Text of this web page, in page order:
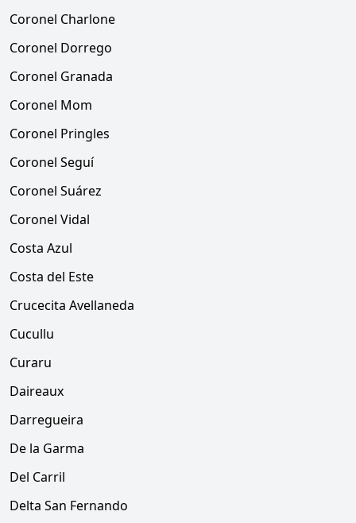
Coronel Charlone
Coronel Dorrego
Coronel Granada
Coronel Mom
Coronel Pringles
Coronel Seguí
Coronel Suárez
Coronel Vidal
Costa Azul
Costa del Este
Crucecita Avellaneda
Cucullu
Curaru
Daireaux
Darregueira
De la Garma
Del Carril
Delta San Fernando